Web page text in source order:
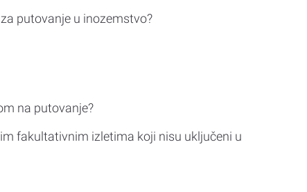
putovanje u inozemstvo?
na putovanje?
fakultativnim izletima koji nisu uključeni u